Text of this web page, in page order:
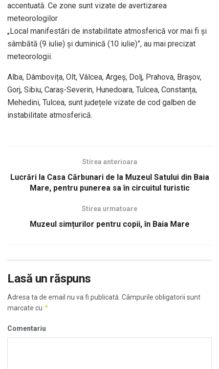
accentuată. Ce zone sunt vizate de avertizarea
meteorologilor
„Local manifestări de instabilitate atmosferică vor mai fi și
sâmbătă (9 iulie) și duminică (10 iulie)”, au mai precizat
meteorologii.
Alba, Dâmbovița, Olt, Vâlcea, Argeș, Dolj, Prahova, Brașov,
Gorj, Sibiu, Caraș-Severin, Hunedoara, Tulcea, Constanța,
Mehedini, Tulcea, sunt județele vizate de cod galben de
instabilitate atmosferică.
Stirea anterioara
Lucrări la Casa Cărbunari de la Muzeul Satului din Baia
Mare, pentru punerea sa în circuitul turistic
Stirea urmatoare
Muzeul simțurilor pentru copii, în Baia Mare
Lasă un răspuns
Adresa ta de email nu va fi publicată. Câmpurile obligatorii sunt
marcate cu *
Comentariu